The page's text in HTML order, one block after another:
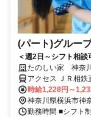
(パート)グルー
＜週2日～シフト相
アも活躍中＞東証ス
とりに寄り添えるグ
たのしい家 神奈
アクセス ＪＲ相鉄
鉄新横浜線 羽沢横
出口1徒歩約22分
時給1,228円～
神奈川県横浜市神
勤務時間 ■シフト